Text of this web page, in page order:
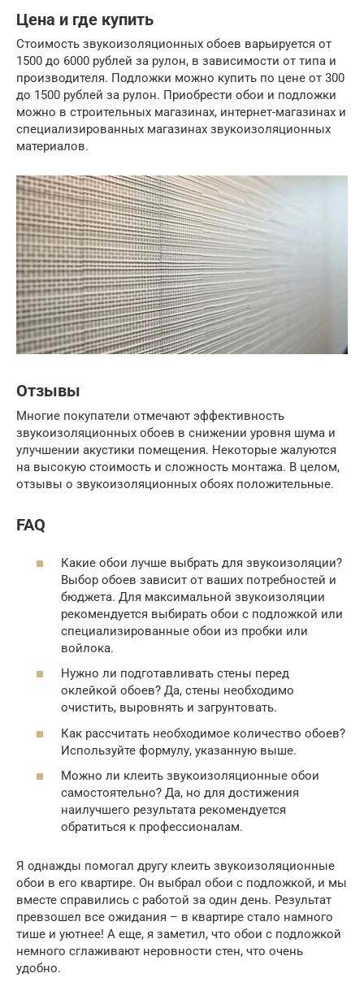
Цена и где купить
Стоимость звукоизоляционных обоев варьируется от
1500 до 6000 рублей за рулон, в зависимости от типа и
производителя. Подложки можно купить по цене от 300
до 1500 рублей за рулон. Приобрести обои и подложки
можно в строительных магазинах, интернет-магазинах и
специализированных магазинах звукоизоляционных
материалов.
Отзывы
Многие покупатели отмечают эффективность
звукоизоляционных обоев в снижении уровня шума и
улучшении акустики помещения. Некоторые жалуются
на высокую стоимость и сложность монтажа. В целом,
отзывы о звукоизоляционных обоях положительные.
FAQ
Какие обои лучше выбрать для звукоизоляции?
Выбор обоев зависит от ваших потребностей и
бюджета. Для максимальной звукоизоляции
рекомендуется выбирать обои с подложкой или
специализированные обои из пробки или
войлока.
Нужно ли подготавливать стены перед
оклейкой обоев? Да, стены необходимо
очистить, выровнять и загрунтовать.
Как рассчитать необходимое количество обоев?
Используйте формулу, указанную выше.
Можно ли клеить звукоизоляционные обои
самостоятельно? Да, но для достижения
наилучшего результата рекомендуется
обратиться к профессионалам.
Я однажды помогал другу клеить звукоизоляционные
обои в его квартире. Он выбрал обои с подложкой, и мы
вместе справились с работой за один день. Результат
превзошел все ожидания – в квартире стало намного
тише и уютнее! А еще, я заметил, что обои с подложкой
немного сглаживают неровности стен, что очень
удобно.